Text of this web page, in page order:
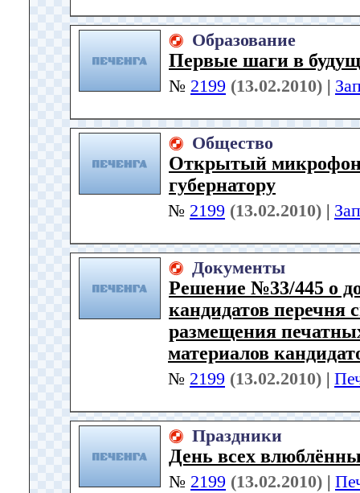
Образование
Первые шаги в
№ 2199 (13.02.2010) |
Общество
Открытый
губернатору
№ 2199 (13.02.2010) |
Документы
Решение №33/445 о
кандидатов перечня
размещения
материалов
№ 2199 (13.02.2010) |
Праздники
День всех
№ 2199 (13.02.2010) |